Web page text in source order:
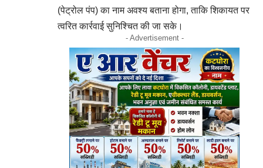
(पेट्रोल पंप) का नाम अवश्य बताना होगा, ताकि शिकायत पर
त्वरित कार्रवाई सुनिश्चित की जा सके।
- Advertisement -